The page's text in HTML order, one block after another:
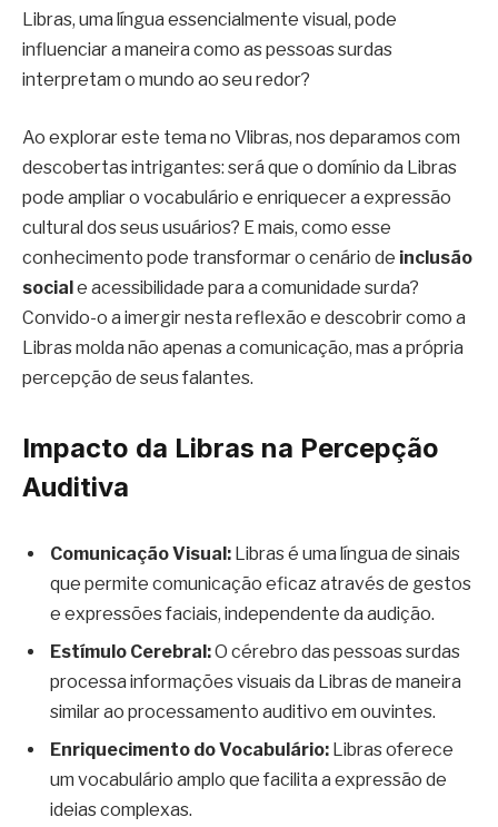
Libras, uma língua essencialmente visual, pode
influenciar a maneira como as pessoas surdas
interpretam o mundo ao seu redor?
Ao explorar este tema no Vlibras, nos deparamos com
descobertas intrigantes: será que o domínio da Libras
pode ampliar o vocabulário e enriquecer a expressão
cultural dos seus usuários? E mais, como esse
conhecimento pode transformar o cenário de inclusão
sociale acessibilidade para a comunidade surda?
Convido-o a imergir nesta reflexão e descobrir como a
Libras molda não apenas a comunicação, mas a própria
percepção de seus falantes.
Impacto da Libras na Percepção
Auditiva
Comunicação Visual: Libras é uma língua de sinais
que permite comunicação eficaz através de gestos
e expressões faciais, independente da audição.
Estímulo Cerebral:O cérebro das pessoas surdas
processa informações visuais da Libras de maneira
similar ao processamento auditivo em ouvintes.
Enriquecimento do Vocabulário: Libras oferece
um vocabulário amplo que facilita a expressão de
ideias complexas.